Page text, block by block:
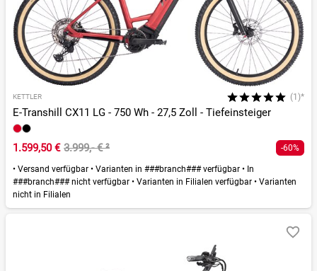
KETTLER (1)*
E-Transhill CX11 LG - 750 Wh - 27,5 Zoll - Tiefeinsteiger
1.599,50 € 3.999,- €² -60%
• Versand verfügbar • Varianten in ###branch### verfügbar • In
###branch### nicht verfügbar • Varianten in Filialen verfügbar • Varianten
nicht in Filialen